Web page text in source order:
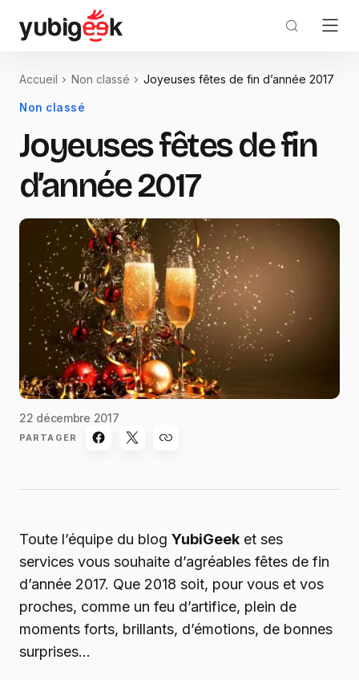
Accueil Non classé Joyeuses fêtes de fin d’année 2017
Non classé
Joyeuses fêtes de fin
d’année 2017
22 décembre 2017
PARTAGER
Toute l’équipe du blog YubiGeek et ses
services vous souhaite d’agréables fêtes de fin
d’année 2017. Que 2018 soit, pour vous et vos
proches, comme un feu d’artifice, plein de
moments forts, brillants, d’émotions, de bonnes
surprises…